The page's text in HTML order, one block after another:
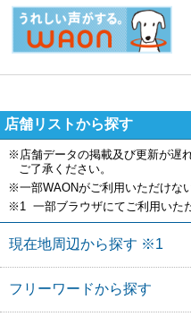
店舗リストから探す
※店舗データの掲載及び更新が遅
ご了承ください。
※一部WAONがご利用いただけな
※1 一部ブラウザにてご利用いた
現在地周辺から探す ※1
フリーワードから探す